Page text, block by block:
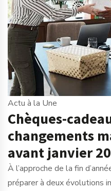
Actu à la Une
Chèques-
changements
avant janvier
À l’approche de la fin
préparer à deux évolutions